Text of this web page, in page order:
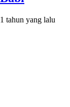
1 tahun yang lalu